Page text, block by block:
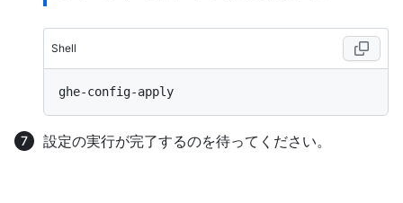
Shell
設定の実行が完了するのを待ってください。